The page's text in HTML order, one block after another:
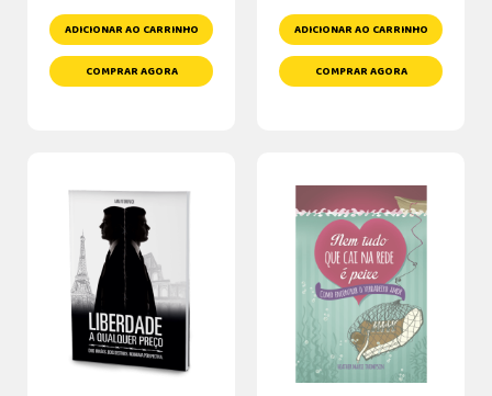
ADICIONAR AO CARRINHO
COMPRAR AGORA
ADICIONAR AO CARRINHO
COMPRAR AGORA